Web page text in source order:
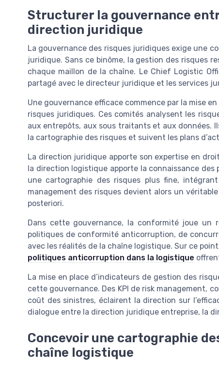
Structurer la gouvernance
direction juridique
La gouvernance des risques juridiques exige une
juridique. Sans ce binôme, la gestion des risques
chaque maillon de la chaîne. Le Chief Logistic
partagé avec le directeur juridique et les services
Une gouvernance efficace commence par la mise
risques juridiques. Ces comités analysent les
aux entrepôts, aux sous traitants et aux données.
la cartographie des risques et suivent les plans
La direction juridique apporte son expertise en
la direction logistique apporte la connaissance
une cartographie des risques plus fine,
management des risques devient alors un
posteriori.
Dans cette gouvernance, la conformité joue un
politiques de conformité anticorruption, de
avec les réalités de la chaîne logistique. Sur ce
politiques anticorruption dans la logistique
La mise en place d’indicateurs de gestion des
cette gouvernance. Des KPI de risk management,
coût des sinistres, éclairent la direction sur
dialogue entre la direction juridique entreprise, la
Concevoir une cartographie
chaîne logistique